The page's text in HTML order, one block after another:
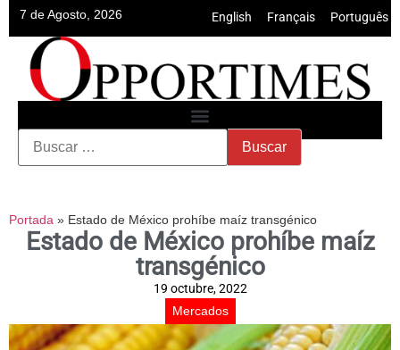
7 de Agosto, 2026 English Français Português
Portada » Estado de México prohíbe maíz transgénico
Estado de México prohíbe maíz
transgénico
19 octubre, 2022
Mercados